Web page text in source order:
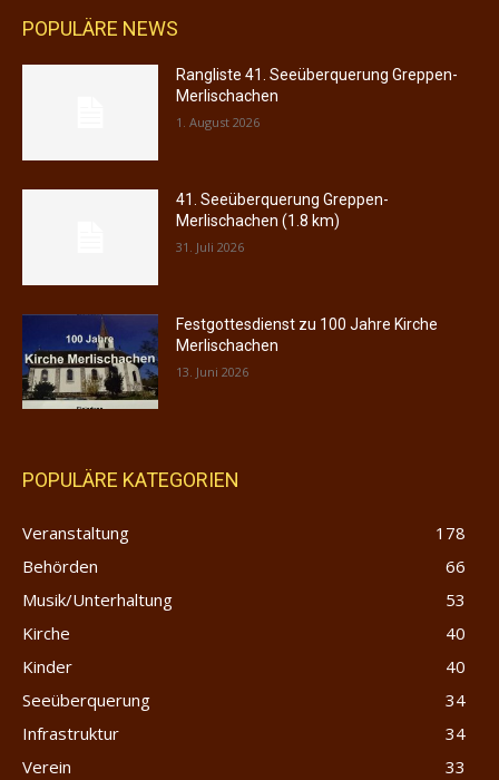
POPULÄRE NEWS
Rangliste 41. Seeüberquerung Greppen-
Merlischachen
1. August 2026
41. Seeüberquerung Greppen-
Merlischachen (1.8 km)
31. Juli 2026
Festgottesdienst zu 100 Jahre Kirche
Merlischachen
13. Juni 2026
POPULÄRE KATEGORIEN
Veranstaltung
178
Behörden
66
Musik/Unterhaltung
53
Kirche
40
Kinder
40
Seeüberquerung
34
Infrastruktur
34
Verein
33